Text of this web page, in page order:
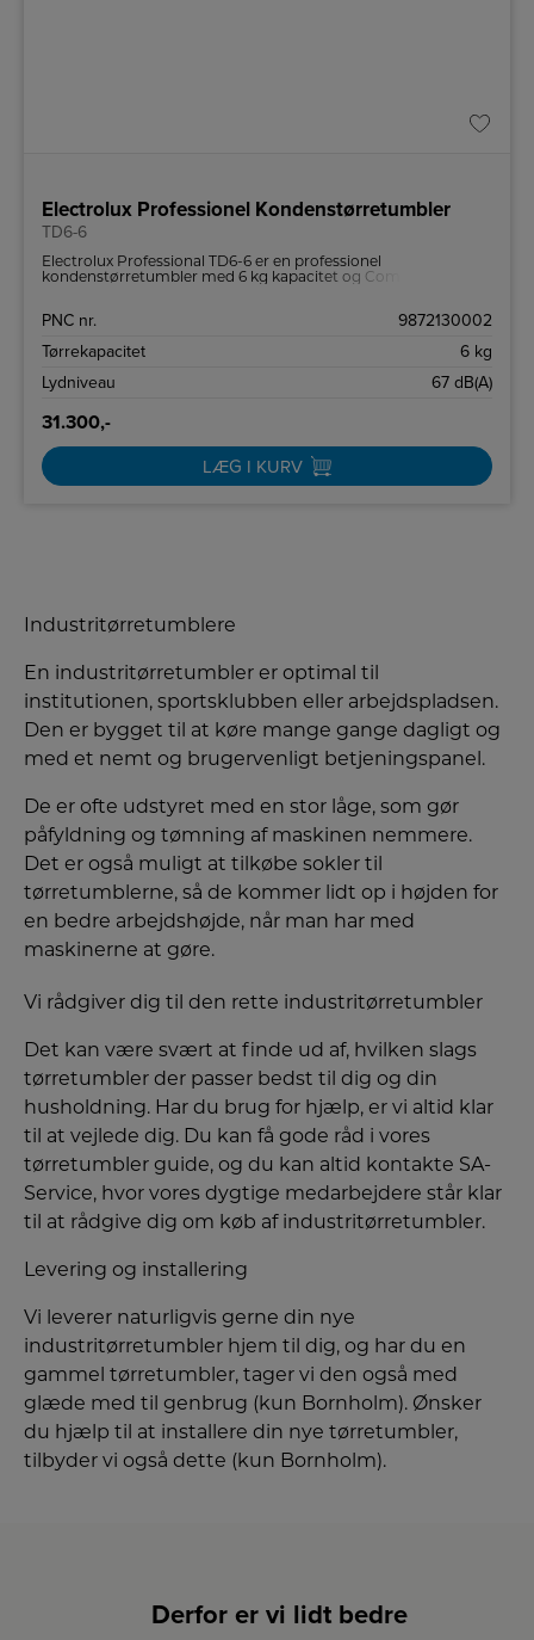
Electrolux Professionel Kondenstørretumbler
TD6-6
Electrolux Professional TD6-6 er en professionel
kondenstørretumbler med 6 kg kapacitet og Compass Pro-
PNC nr.
9872130002
Tørrekapacitet
6 kg
Lydniveau
67 dB(A)
31.300,-
LÆG I KURV
Industritørretumblere
En industritørretumbler er optimal til
institutionen, sportsklubben eller arbejdspladsen.
Den er bygget til at køre mange gange dagligt og
med et nemt og brugervenligt betjeningspanel.
De er ofte udstyret med en stor låge, som gør
påfyldning og tømning af maskinen nemmere.
Det er også muligt at tilkøbe sokler til
tørretumblerne, så de kommer lidt op i højden for
en bedre arbejdshøjde, når man har med
maskinerne at gøre.
Vi rådgiver dig til den rette industritørretumbler
Det kan være svært at finde ud af, hvilken slags
tørretumbler der passer bedst til dig og din
husholdning. Har du brug for hjælp, er vi altid klar
til at vejlede dig. Du kan få gode råd i vores
tørretumbler guide, og du kan altid kontakte SA-
Service, hvor vores dygtige medarbejdere står klar
til at rådgive dig om køb af industritørretumbler.
Levering og installering
Vi leverer naturligvis gerne din nye
industritørretumbler hjem til dig, og har du en
gammel tørretumbler, tager vi den også med
glæde med til genbrug (kun Bornholm). Ønsker
du hjælp til at installere din nye tørretumbler,
tilbyder vi også dette (kun Bornholm).
Derfor er vi lidt bedre